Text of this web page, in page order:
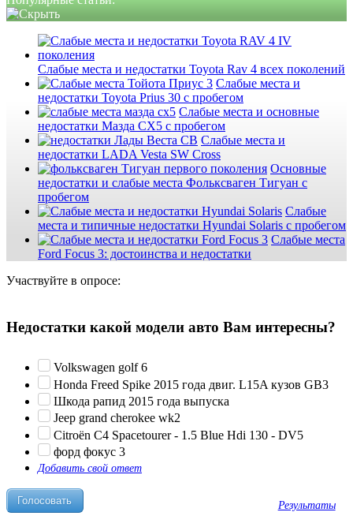
Слабые места и недостатки Toyota Rav 4 всех поколений
Слабые места и
недостатки Toyota Prius 30 с пробегом
Слабые места и основные
недостатки Мазда СХ5 с пробегом
Слабые места и
недостатки LADA Vesta SW Cross
Основные
недостатки и слабые места Фольксваген Тигуан с
пробегом
Слабые
места и типичные недостатки Hyundai Solaris с пробегом
Слабые места
Ford Focus 3: достоинства и недостатки
Участвуйте в опросе:
Недостатки какой модели авто Вам интересны?
Volkswagen golf 6
Honda Freed Spike 2015 года двиг. L15A кузов GB3
Шкода рапид 2015 года выпуска
Jeep grand cherokee wk2
Citroën C4 Spacetourer - 1.5 Blue Hdi 130 - DV5
форд фокус 3
Добавить свой ответ
Результаты